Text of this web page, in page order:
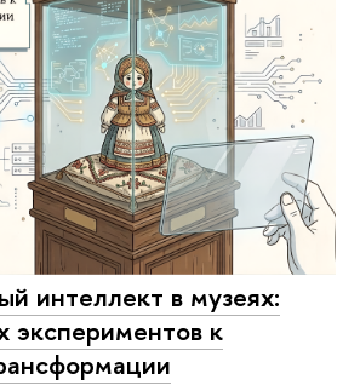
интеллект в музеях:
экспериментов к